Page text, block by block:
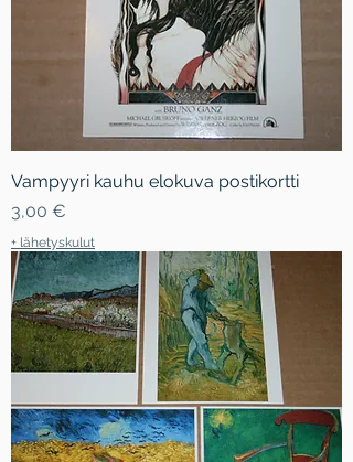
Vampyyri kauhu elokuva postikortti
Hinta
3,00 €
+ lähetyskulut